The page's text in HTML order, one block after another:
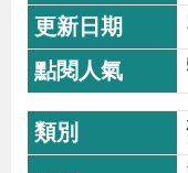
s
h
隱
私